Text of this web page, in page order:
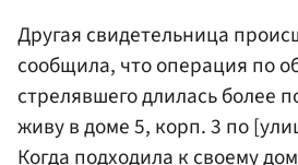
Другая свидетельница
сообщила, что операция по
стрелявшего длилась более
живу в доме 5, корп. 3 по
Когда подходила к своему